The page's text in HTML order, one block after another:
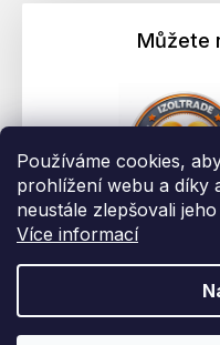
Používáme cookies,
prohlížení webu a díky
neustále zlepšovali
Více informací
Můžete